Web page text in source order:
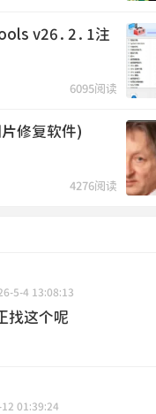
v26.2.1注
6095阅读
修复软件)
4276阅读
5-4 13:08:13
找这个呢
01:39:24